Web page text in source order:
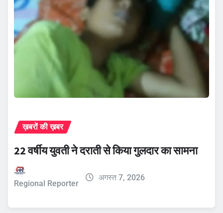
ख़बरों की ख़बर
22 वर्षीय युवती ने दराती से किया गुलदार का सामना
Regional Reporter
अगस्त 7, 2026